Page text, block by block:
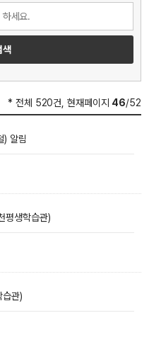
* 전체 520건, 현재페이지 46/52
) 알림
평생학습관)
습관)